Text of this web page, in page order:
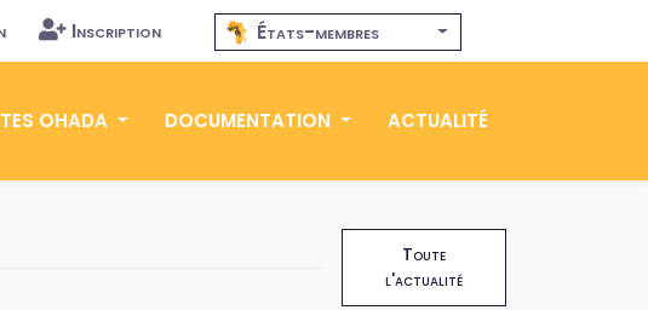
Inscription États-membres
OHADA DOCUMENTATION ACTUALITÉ
Toute
l'actualité